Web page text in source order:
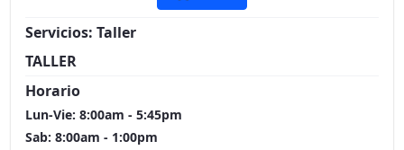
Servicios: Taller
TALLER
Horario
Lun-Vie: 8:00am - 5:45pm
Sab: 8:00am - 1:00pm